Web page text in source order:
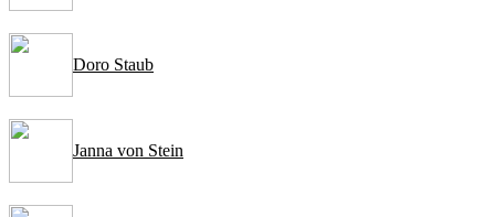
Doro Staub
Janna von Stein